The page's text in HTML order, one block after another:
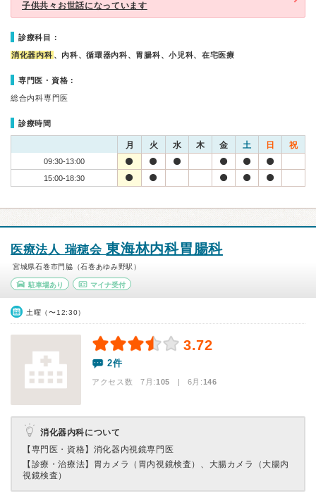
子供共々お世話になっています
診療科目：
消化器内科 、内科、循環器内科、胃腸科、小児科、在宅医療
専門医・資格：
総合内科専門医
診療時間
月 火 水 木 金 土 日 祝
09:30-13:00
15:00-18:30
医療法人 瑞穂会東海林内科胃腸科
宮城県石巻市門脇（石巻あゆみ野駅）
駐車場あり マイナ受付
土曜（〜12:30）
3.72
2件
アクセス数 7月:105 | 6月:146
消化器内科について
【専門医・資格】 消化器内視鏡専門医
【診療・治療法】 胃カメラ（胃内視鏡検査）、大腸カメラ（大腸内
視鏡検査）